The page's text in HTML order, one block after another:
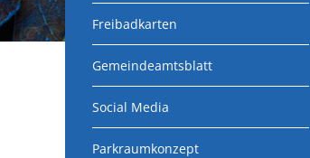
Freibadkarten
Gemeindeamtsblatt
Social Media
Parkraumkonzept